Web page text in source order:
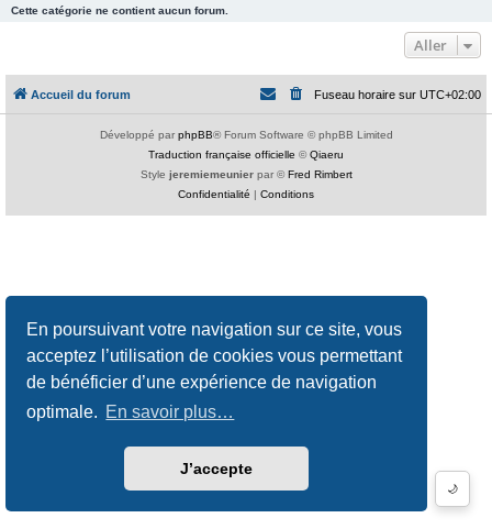
En poursuivant votre navigation sur ce site, vous
acceptez l’utilisation de cookies vous permettant
de bénéficier d’une expérience de navigation
optimale. En savoir plus…
J’accepte
🌙
Cette catégorie ne contient aucun forum.
Aller
Accueil du forum Fuseau horaire sur UTC+02:00
Développé par phpBB® Forum Software © phpBB Limited
Traduction française officielle ©Qiaeru
Style jeremiemeunierpar ©Fred Rimbert
Confidentialité | Conditions